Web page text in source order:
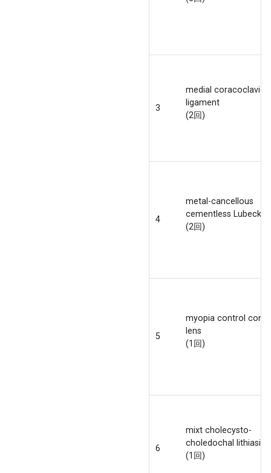
3
medial
ligament
(2回)
4
metal-cancellous
cementless Lubeck
(2回)
5
myopia control
lens
(1回)
6
mixt cholecysto-
choledochal lithiasis
(1回)